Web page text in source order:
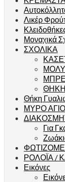
Λικέρ
Μοναχικά
ΣΧΟΛΙΚΑ
ΘΗΚΗ
Θήκη
ΜΥΡΟ
Για
ΡΟΛΟΪΑ /
Εικόνες